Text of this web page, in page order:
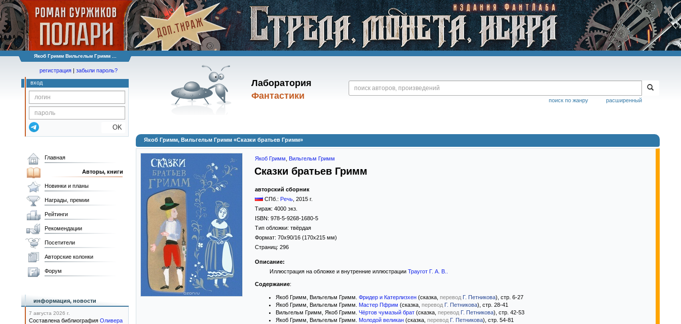
Якоб Гримм Вильгельм Гримм ...
Лаборатория
Фантастики
расширенный
поиск по жанру
регистрация | забыли пароль?
вход
OK
Якоб Гримм, Вильгельм Гримм «Сказки братьев Гримм»
Якоб Гримм Вильгельм Гримм
Сказки братьев Гримм
авторский сборник
СПб.: Речь 2015 г.
Тираж: 4000 экз.
ISBN: 978-5-9268-1680-5
Тип обложки: твёрдая
Формат: 70x90/16 (170x215 мм)
Страниц: 296
Описание:
Иллюстрация на обложке и внутренние иллюстрации Траугот Г. А. В.
Содержание:
Якоб Гримм, Вильгельм Гримм. Фридер и Катерлизхен (сказка, перевод Г. Петникова), стр. 6-27
Якоб Гримм, Вильгельм Гримм. Мастер Пфрим (сказка, перевод Г. Петникова), стр. 28-41
Вильгельм Гримм, Якоб Гримм. Чёртов чумазый брат (сказка, перевод Г. Петникова), стр. 42-53
Якоб Гримм, Вильгельм Гримм. Молодой великан (сказка, перевод Г. Петникова), стр. 54-81
Главная
Авторы, книги
Новинки и планы
Награды, премии
Рейтинги
Рекомендации
Посетители
Авторские колонки
Форум
информация, новости
7 августа 2026 г.
Составлена библиография Оливера